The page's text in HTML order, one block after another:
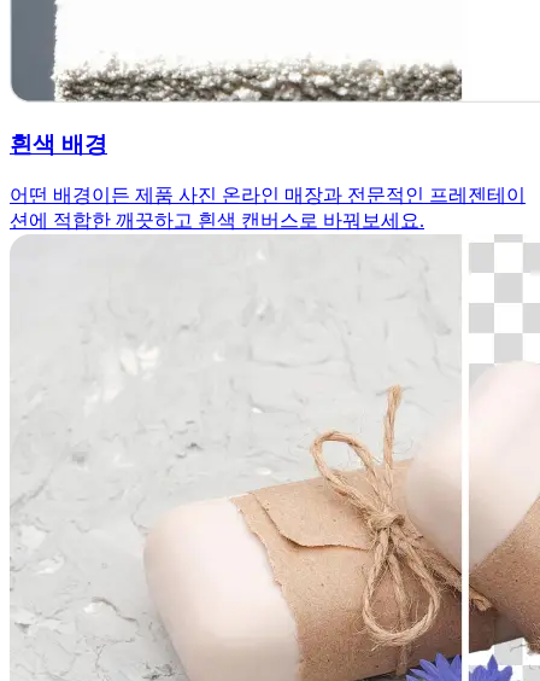
흰색 배경
어떤 배경이든 제품 사진 온라인 매장과 전문적인 프레젠테이
션에 적합한 깨끗하고 흰색 캔버스로 바꿔보세요.